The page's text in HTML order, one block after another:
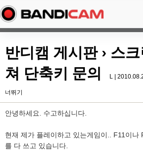
반디캠 게시판› 스크
쳐 단축키 문의
L |
너뛰기
안녕하세요. 수고하십니다.
현재 제가 플레이하고 있는게임이.. F11이나
를 다 쓰고 있습니다.